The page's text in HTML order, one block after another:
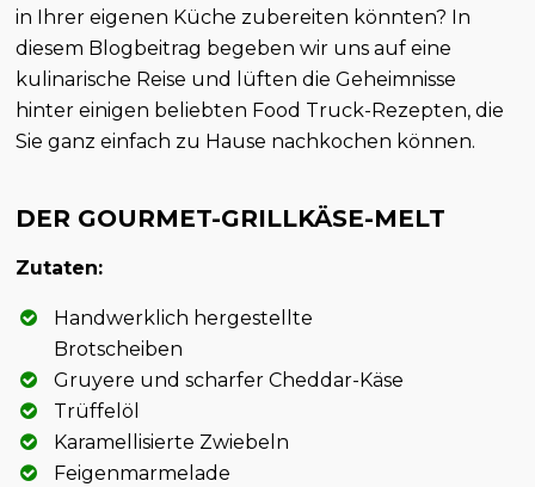
in Ihrer eigenen Küche zubereiten könnten? In
diesem Blogbeitrag begeben wir uns auf eine
kulinarische Reise und lüften die Geheimnisse
hinter einigen beliebten Food Truck-Rezepten, die
Sie ganz einfach zu Hause nachkochen können.
DER GOURMET-GRILLKÄSE-MELT
Zutaten:
Handwerklich hergestellte
Brotscheiben
Gruyere und scharfer Cheddar-Käse
Trüffelöl
Karamellisierte Zwiebeln
Feigenmarmelade